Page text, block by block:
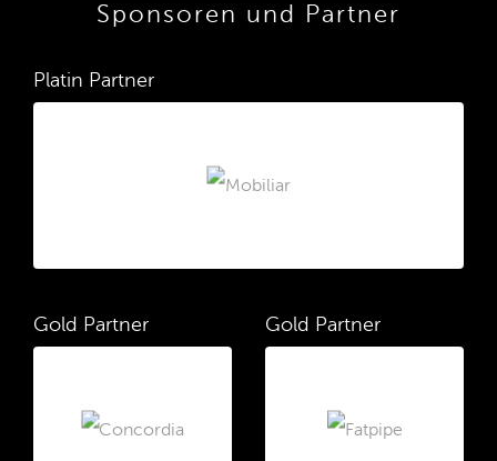
Sponsoren und Partner
Platin Partner
Gold Partner Gold Partner